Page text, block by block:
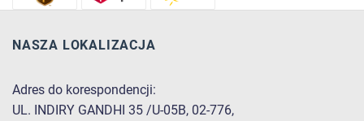
NASZA LOKALIZACJA
Adres do korespondencji:
UL. INDIRY GANDHI 35 /U-05B, 02-776,